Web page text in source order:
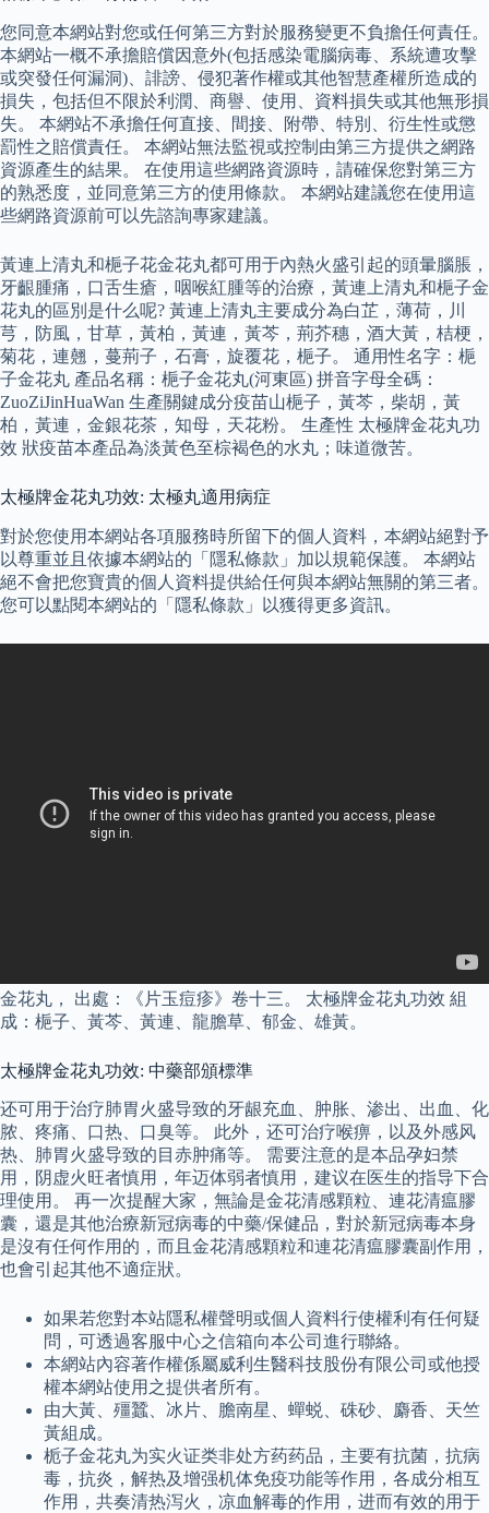
您同意本網站對您或任何第三方對於服務變更不負擔任何責任。
本網站一概不承擔賠償因意外(包括感染電腦病毒、系統遭攻擊
或突發任何漏洞)、誹謗、侵犯著作權或其他智慧產權所造成的
損失，包括但不限於利潤、商譽、使用、資料損失或其他無形損
失。 本網站不承擔任何直接、間接、附帶、特別、衍生性或懲
罰性之賠償責任。 本網站無法監視或控制由第三方提供之網路
資源產生的結果。 在使用這些網路資源時，請確保您對第三方
的熟悉度，並同意第三方的使用條款。 本網站建議您在使用這
些網路資源前可以先諮詢專家建議。
黃連上清丸和梔子花金花丸都可用于內熱火盛引起的頭暈腦脹，
牙齦腫痛，口舌生瘡，咽喉紅腫等的治療，黃連上清丸和梔子金
花丸的區別是什么呢? 黃連上清丸主要成分為白芷，薄荷，川
芎，防風，甘草，黃柏，黃連，黃芩，荊芥穗，酒大黃，桔梗，
菊花，連翹，蔓荊子，石膏，旋覆花，梔子。 通用性名字：梔
子金花丸 產品名稱：梔子金花丸(河東區) 拼音字母全碼：
ZuoZiJinHuaWan 生產關鍵成分疫苗山梔子，黃芩，柴胡，黃
柏，黃連，金銀花茶，知母，天花粉。 生產性 太極牌金花丸功
效 狀疫苗本產品為淡黃色至棕褐色的水丸；味道微苦。
太極牌金花丸功效: 太極丸適用病症
對於您使用本網站各項服務時所留下的個人資料，本網站絕對予
以尊重並且依據本網站的「隱私條款」加以規範保護。 本網站
絕不會把您寶貴的個人資料提供給任何與本網站無關的第三者。
您可以點閱本網站的「隱私條款」以獲得更多資訊。
金花丸， 出處：《片玉痘疹》卷十三。 太極牌金花丸功效 組
成：梔子、黃芩、黃連、龍膽草、郁金、雄黃。
太極牌金花丸功效: 中藥部頒標準
还可用于治疗肺胃火盛导致的牙龈充血、肿胀、渗出、出血、化
脓、疼痛、口热、口臭等。 此外，还可治疗喉痹，以及外感风
热、肺胃火盛导致的目赤肿痛等。 需要注意的是本品孕妇禁
用，阴虚火旺者慎用，年迈体弱者慎用，建议在医生的指导下合
理使用。 再一次提醒大家，無論是金花清感顆粒、連花清瘟膠
囊，還是其他治療新冠病毒的中藥/保健品，對於新冠病毒本身
是沒有任何作用的，而且金花清感顆粒和連花清瘟膠囊副作用，
也會引起其他不適症狀。
如果若您對本站隱私權聲明或個人資料行使權利有任何疑
問，可透過客服中心之信箱向本公司進行聯絡。
本網站內容著作權係屬威利生醫科技股份有限公司或他授
權本網站使用之提供者所有。
由大黃、殭蠶、冰片、膽南星、蟬蜕、硃砂、麝香、天竺
黃組成。
栀子金花丸为实火证类非处方药药品，主要有抗菌，抗病
毒，抗炎，解热及增强机体免疫功能等作用，各成分相互
作用，共奏清热泻火，凉血解毒的作用，进而有效的用于